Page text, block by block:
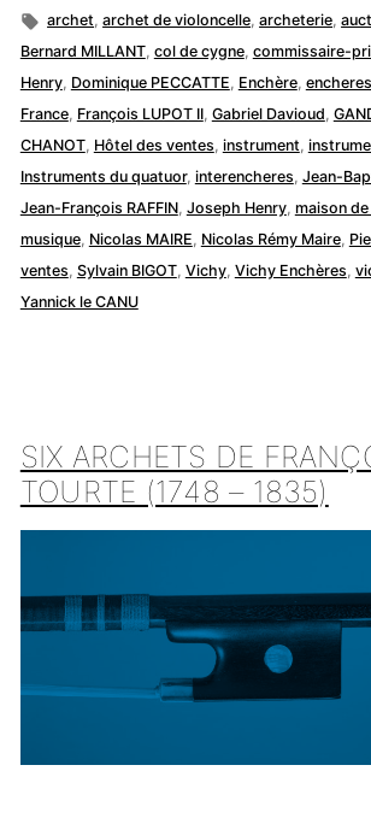
dans
Étiquettes :
archet,archet de violoncelle,archeterie,
Bernard MILLANT, col de cygne, commissaire-
Henry, Dominique PECCATTE, Enchère, encheres
France, François LUPOT II, Gabriel Davioud,
CHANOT, Hôtel des ventes, instrument,
Instruments du quatuor, interencheres, Jean-
Jean-François RAFFIN, Joseph Henry, maison
musique, Nicolas MAIRE, Nicolas Rémy Maire,
ventes, Sylvain BIGOT, Vichy, Vichy Enchères,
Yannick le CANU
SIX ARCHETS DE
TOURTE (1748 – 1835)